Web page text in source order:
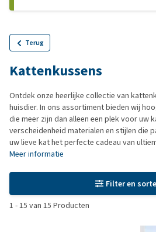
Terug
Kattenkussens
Ontdek onze heerlijke collectie van
huisdier. In ons assortiment bieden wij
die meer zijn dan alleen een plek voor uw
verscheidenheid materialen en stijlen die
uw lieve kat het perfecte cadeau van
Meer informatie
Filter en
1 -15 van 15 Producten